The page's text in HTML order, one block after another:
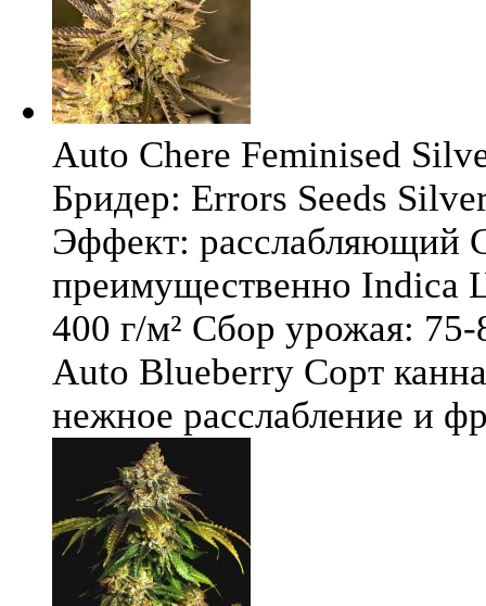
Auto Chere Feminised
Бридер: Errors Seeds
Эффект: расслабляющий
преимущественно Indica
400 г/м² Сбор урожая:
Auto Blueberry Сорт
нежное расслабление и